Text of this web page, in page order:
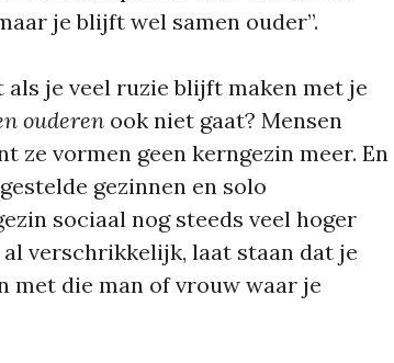
je blijft wel samen ouder”.
je veel ruzie blijft maken met je
ouderen ook niet gaat? Mensen
ze vormen geen kerngezin meer. En
gezinnen en solo
sociaal nog steeds veel hoger
verschrikkelijk, laat staan dat je
met die man of vrouw waar je